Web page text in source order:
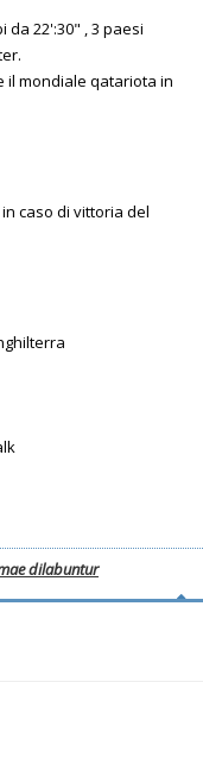
da 22':30" , 3 paesi
il mondiale qatariota in
caso di vittoria del
dilabuntur